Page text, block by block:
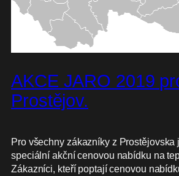
AKCE JARO 2019
Prostějov.
Pro všechny zákazníky z Prostějovska
speciální akční cenovou nabídku na
Zákazníci, kteří poptají cenovou